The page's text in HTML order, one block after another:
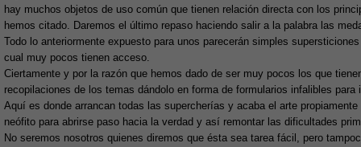
hay muchos objetos de uso común que tienen relación directa con los
hemos citado. Daremos el último repaso haciendo salir a la palabra las
Todo lo anteriormente expuesto para unos parecerán simples
cual muy pocos tienen acceso.
Ciertamente y por la razón que hemos dado de ser muy pocos los que
recopilaciones de los temas dándolo en forma de formularios infalibles
Aquí es donde arrancan todas las supercherías y acaba el arte
neófito para abrirse paso hacia la verdad y así remontar las dificultades
No seremos nosotros quienes diremos que ésta sea tarea fácil, pero